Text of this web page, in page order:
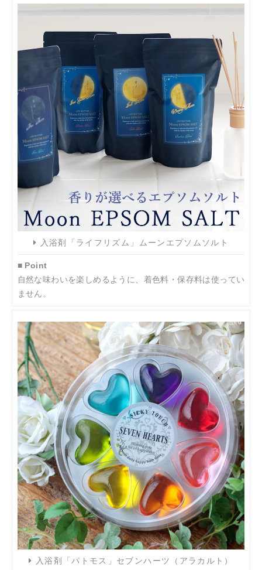
入浴剤「ライフリズム」ムーンエプソムソルト
■ Point
自然な味わいを楽しめるように、着色料・保存料は使ってい
ません。
入浴剤「パトモス」セブンハーツ（アラカルト）